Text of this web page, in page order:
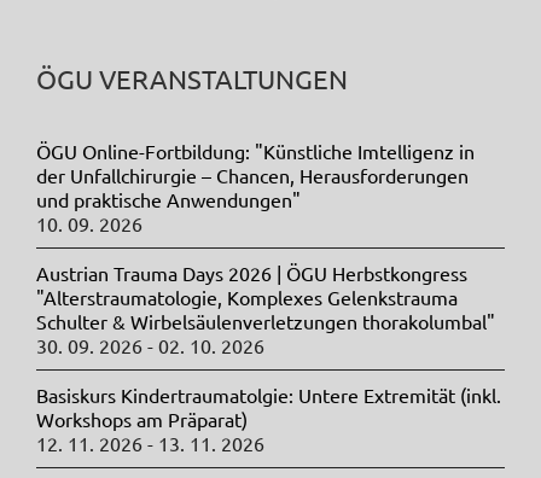
ÖGU VERANSTALTUNGEN
ÖGU Online-Fortbildung: "Künstliche Imtelligenz in
der Unfallchirurgie – Chancen, Herausforderungen
und praktische Anwendungen"
10. 09. 2026
Austrian Trauma Days 2026 | ÖGU Herbstkongress
"Alterstraumatologie, Komplexes Gelenkstrauma
Schulter & Wirbelsäulenverletzungen thorakolumbal"
30. 09. 2026 - 02. 10. 2026
Basiskurs Kindertraumatolgie: Untere Extremität (inkl.
Workshops am Präparat)
12. 11. 2026 - 13. 11. 2026